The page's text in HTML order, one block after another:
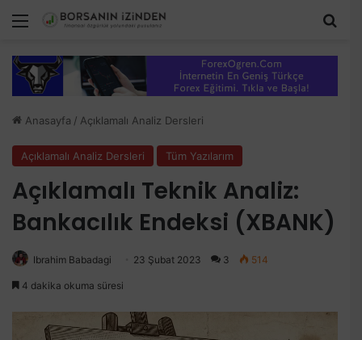
Menü
Anasayfa / Açıklamalı Analiz Dersleri
Açıklamalı Analiz Dersleri Tüm Yazılarım
Açıklamalı Teknik Analiz:
Bankacılık Endeksi (XBANK)
Ibrahim Babadagi 23 Şubat 2023 3 514
4 dakika okuma süresi